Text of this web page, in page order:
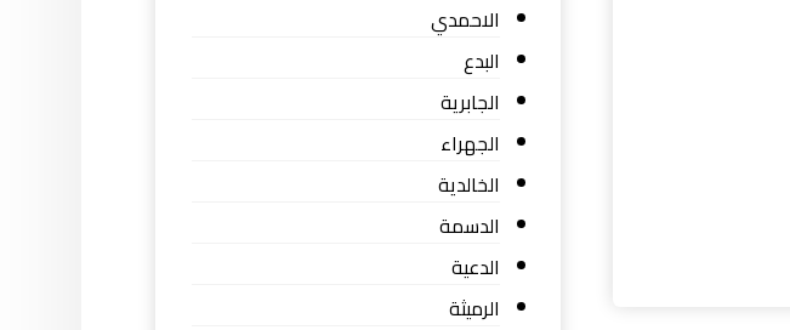
الاحمدي
البدع
الجابرية
الجهراء
الخالدية
الدسمة
الدعية
الرميثة